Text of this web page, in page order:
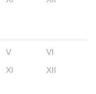
V
VI
XI XII